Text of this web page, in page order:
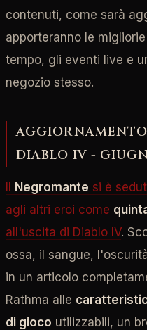
contenuti, come sarà
apporteranno le
tempo, gli eventi live e
negozio stesso.
DIABLO IV -
Il Negromante si è
agli altri eroi come
all'uscita di Diablo IV.
ossa, il sangue,
in un articolo
Rathma alle
di gioco utilizzabili, un